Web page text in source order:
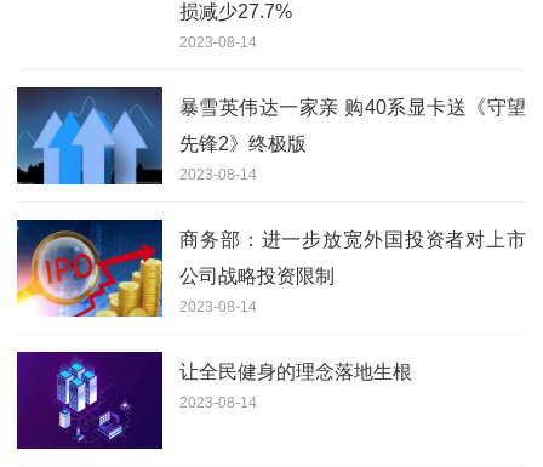
损减少27.7%
2023-08-14
暴雪英伟达一家亲 购40系显卡送《守望
先锋2》终极版
2023-08-14
商务部：进一步放宽外国投资者对上市
公司战略投资限制
2023-08-14
让全民健身的理念落地生根
2023-08-14